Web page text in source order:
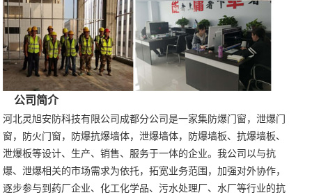
公司简介
河北灵旭安防科技有限公司成都分公司是一家集防爆门窗，泄爆门
窗，防火门窗，防爆抗爆墙体，泄爆墙体，防爆墙板、抗爆墙板、
泄爆板等设计、生产、销售、服务于一体的企业。我公司以与抗
爆、泄爆相关的市场需求为依托，拓宽业务范围，加强对外协作，
逐步参与到药厂企业、化工化学品、污水处理厂、水厂等行业的抗